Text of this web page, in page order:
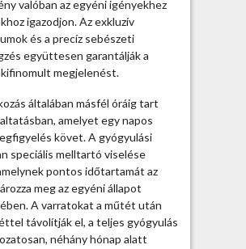
valóban az egyéni igényekhez
igazodjon. Az exkluzív
és a precíz sebészeti
együttesen garantálják a
megjelenést.
általában másfél óráig tart
amelyet egy napos
követ. A gyógyulási
speciális melltartó viselése
pontos időtartamát az
meg az egyéni állapot
A varratokat a műtét után
távolítják el, a teljes gyógyulás
néhány hónap alatt